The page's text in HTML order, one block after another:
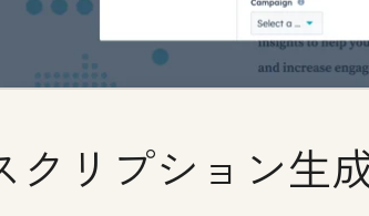
クリプション生